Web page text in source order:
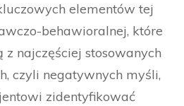
elementów tej
behawioralnej, które
najczęściej stosowanych
czyli negatywnych myśli,
zidentyfikować